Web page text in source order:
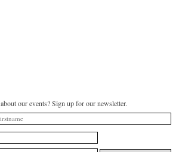
our events? Sign up for our newsletter.